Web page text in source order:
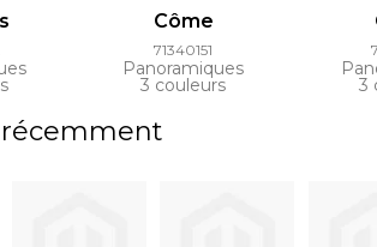
Côme
71340151
Panoramiques
3 couleurs 3
récemment